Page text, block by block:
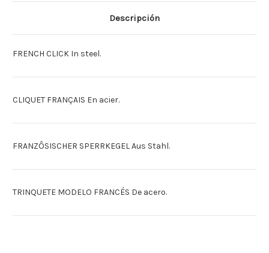
Descripción
FRENCH CLICK In steel.
CLIQUET FRANÇAIS En acier.
FRANZÔSISCHER SPERRKEGEL Aus Stahl.
TRINQUETE MODELO FRANCÉS De acero.